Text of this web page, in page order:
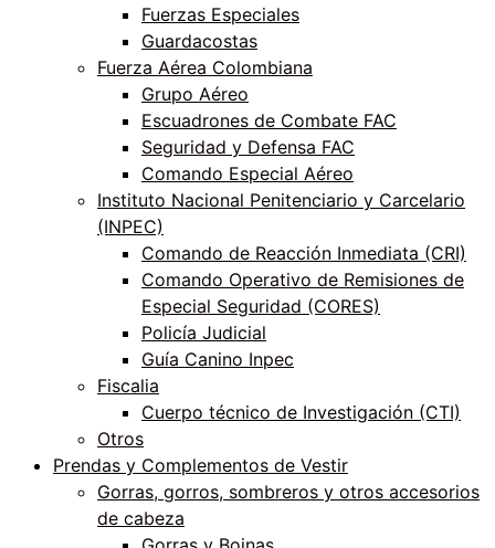
Fuerzas Especiales
Guardacostas
Fuerza Aérea Colombiana
Grupo Aéreo
Escuadrones de Combate FAC
Seguridad y Defensa FAC
Comando Especial Aéreo
Instituto Nacional Penitenciario y Carcelario
(INPEC)
Comando de Reacción Inmediata (CRI)
Comando Operativo de Remisiones de
Especial Seguridad (CORES)
Policía Judicial
Guía Canino Inpec
Fiscalia
Cuerpo técnico de Investigación (CTI)
Otros
Prendas y Complementos de Vestir
Gorras, gorros, sombreros y otros accesorios
de cabeza